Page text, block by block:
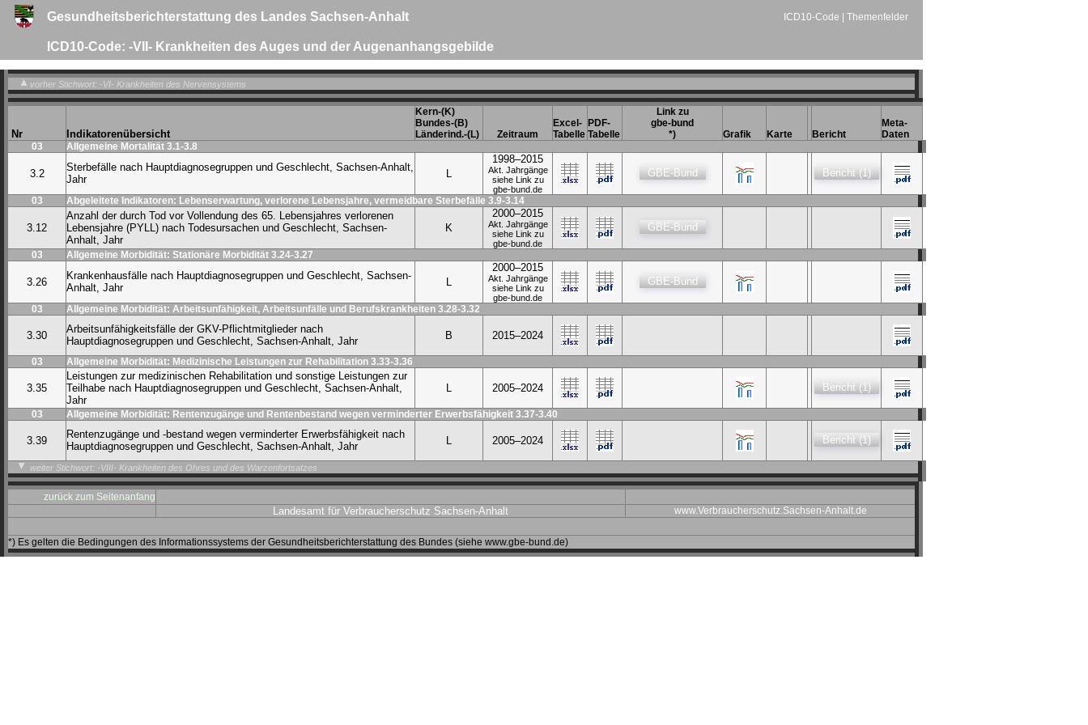
Gesundheitsberichterstattung des Landes Sachsen-Anhalt ICD10-Code Themenfelder
ICD10-Code: -VII- Krankheiten des Auges und der Augenanhangsgebilde
vorher Stichwort: -VI- Krankheiten des Nervensystems
Nr Indikatorenübersicht
Kern-(K)
Bundes-(B)
Länderind.-(L)
Zeitraum
Excel-
Tabelle
PDF-
Tabelle
Link zu
gbe-bund
*)
Grafik Karte Bericht
Meta-
Daten
03
Allgemeine Mortalität 3.1-3.8
3.2
Sterbefälle nach Hauptdiagnosegruppen und Geschlecht, Sachsen-Anhalt,
Jahr
L
1998–2015
Akt. Jahrgänge
siehe Link zu
gbe-bund.de
GBE-Bund Bericht (1)
03 Abgeleitete Indikatoren: Lebenserwartung, verlorene Lebensjahre, vermeidbare Sterbefälle 3.9-3.14
3.12
Anzahl der durch Tod vor Vollendung des 65. Lebensjahres verlorenen
Lebensjahre (PYLL) nach Todesursachen und Geschlecht, Sachsen-
Anhalt, Jahr
K
2000–2015
Akt. Jahrgänge
siehe Link zu
gbe-bund.de
GBE-Bund
03 Allgemeine Morbidität: Stationäre Morbidität 3.24-3.27
3.26
Krankenhausfälle nach Hauptdiagnosegruppen und Geschlecht, Sachsen-
Anhalt, Jahr
L
2000–2015
Akt. Jahrgänge
siehe Link zu
gbe-bund.de
GBE-Bund
03 Allgemeine Morbidität: Arbeitsunfähigkeit, Arbeitsunfälle und Berufskrankheiten 3.28-3.32
3.30
Arbeitsunfähigkeitsfälle der GKV-Pflichtmitglieder nach
Hauptdiagnosegruppen und Geschlecht, Sachsen-Anhalt, Jahr
B 2015–2024
03 Allgemeine Morbidität: Medizinische Leistungen zur Rehabilitation 3.33-3.36
3.35
Leistungen zur medizinischen Rehabilitation und sonstige Leistungen zur
Teilhabe nach Hauptdiagnosegruppen und Geschlecht, Sachsen-Anhalt,
Jahr
L 2005–2024 Bericht (1)
03 Allgemeine Morbidität: Rentenzugänge und Rentenbestand wegen verminderter Erwerbsfähigkeit 3.37-3.40
3.39
Rentenzugänge und -bestand wegen verminderter Erwerbsfähigkeit nach
Hauptdiagnosegruppen und Geschlecht, Sachsen-Anhalt, Jahr
L 2005–2024 Bericht (1)
weiter Stichwort: -VIII- Krankheiten des Ohres und des Warzenfortsatzes
zurück zum Seitenanfang
Landesamt für Verbraucherschutz Sachsen-Anhalt www.Verbraucherschutz.Sachsen-Anhalt.de
*) Es gelten die Bedingungen des Informationssystems der Gesundheitsberichterstattung des Bundes (siehe www.gbe-bund.de)